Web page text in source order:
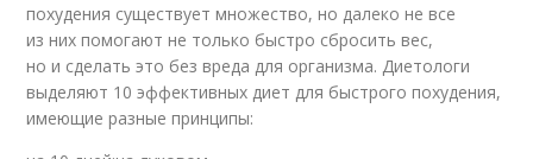
похудения существует множество, но далеко не все
из них помогают не только быстро сбросить вес,
но и сделать это без вреда для организма. Диетологи
выделяют 10 эффективных диет для быстрого похудения,
имеющие разные принципы: